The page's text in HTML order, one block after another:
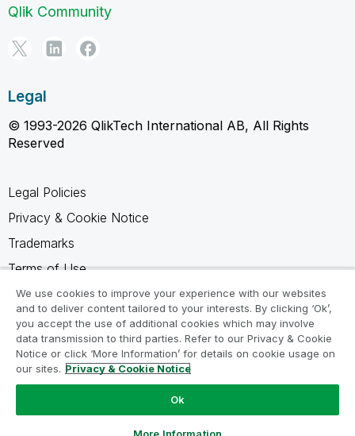
Qlik Community
Legal
© 1993-2026 QlikTech International AB, All Rights
Reserved
Legal Policies
Privacy & Cookie Notice
Trademarks
Terms of Use
Legal Agreements
Product Terms
Do not share my info
We use cookies to improve your experience with our websites
and to deliver content tailored to your interests. By clicking ‘Ok’,
you accept the use of additional cookies which may involve
data transmission to third parties. Refer to our Privacy & Cookie
Notice or click ‘More Information’ for details on cookie usage on
our sites. Privacy & Cookie Notice
Ok